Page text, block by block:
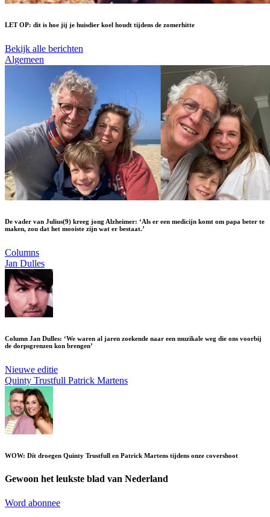
LET OP: dit is hoe jij je huisdier koel houdt tijdens de zomerhitte
Bekijk alle berichten
Algemeen
De vader van Julius(9) kreeg jong Alzheimer: ‘Als er een medicijn komt om papa beter te
maken, zou dat het mooiste zijn wat er bestaat.’
Columns
Jan Dulles
Column Jan Dulles: ‘We waren al jaren zoekende naar een muzikale weg die ons voorbij
de dorpsgrenzen kon brengen’
Nieuwe editie
Quinty Trustfull Patrick Martens
WOW: Dít droegen Quinty Trustfull en Patrick Martens tijdens onze covershoot
Gewoon het leukste blad van Nederland
Word abonnee